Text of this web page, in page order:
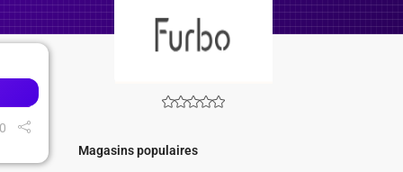
Magasins populaires